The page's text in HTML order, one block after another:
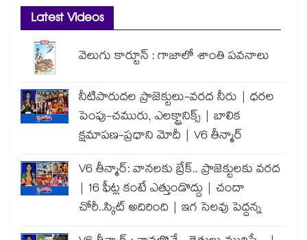
Latest Videos
వెలుగు కార్టూన్ : గాజాలో శాంతి పవనాలు
నీటిపారుదల ప్రాజెక్టులు-వరద నీరు | ధరల
పెంపు-చమురు, ఎలక్ట్రానిక్స్ | బాలిక
క్షమాపణ-ప్రధాని మోదీ | V6 తీన్మార్
V6 తీన్మార్: వానలకు బ్రేక్.. ప్రాజెక్టులకు వరద
| 16 ఫీట్ల కంటే ఎత్తుండొద్దు | చందా
చోరీ..స్కిట్ అదిరింది | ఇగ సెలవు పెద్దన్న